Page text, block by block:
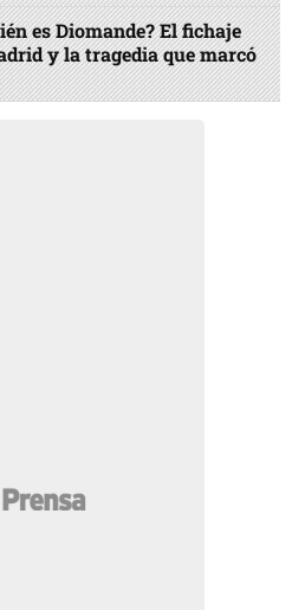
es Diomande? El fichaje
y la tragedia que marcó